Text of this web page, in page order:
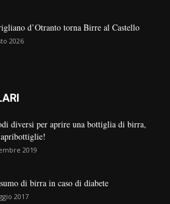
d’Otranto torna Birre al Castello
2026
diversi per aprire una bottiglia di birra,
apribottiglie!
2019
di birra in caso di diabete
2017